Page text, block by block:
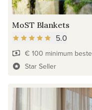
MoST Blankets
5.0
€ 100 minimum
Star Seller